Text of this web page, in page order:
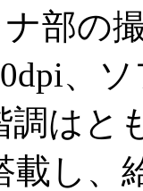
部の
、
調はと
載し、